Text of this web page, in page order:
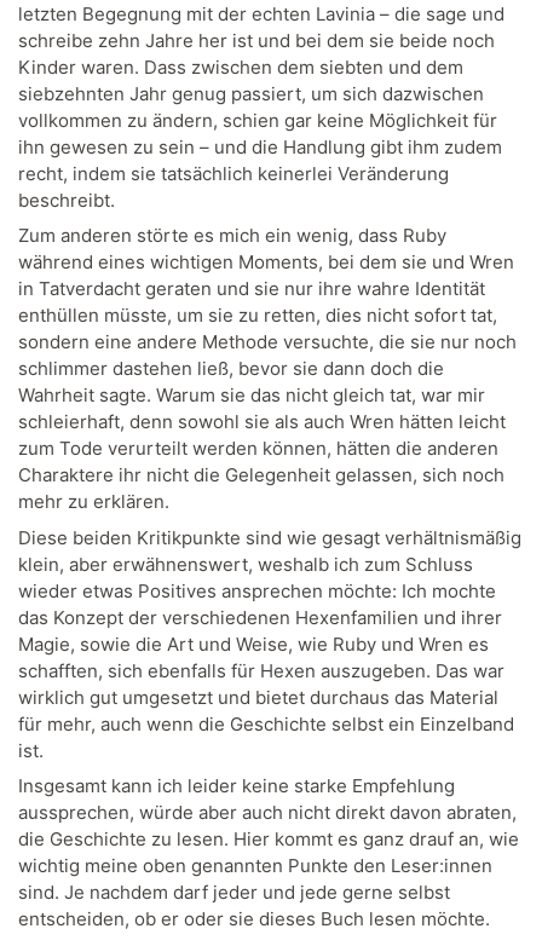
letzten Begegnung mit der echten Lavinia – die sage und
schreibe zehn Jahre her ist und bei dem sie beide noch
Kinder waren. Dass zwischen dem siebten und dem
siebzehnten Jahr genug passiert, um sich dazwischen
vollkommen zu ändern, schien gar keine Möglichkeit für
ihn gewesen zu sein – und die Handlung gibt ihm zudem
recht, indem sie tatsächlich keinerlei Veränderung
beschreibt.
Zum anderen störte es mich ein wenig, dass Ruby
während eines wichtigen Moments, bei dem sie und Wren
in Tatverdacht geraten und sie nur ihre wahre Identität
enthüllen müsste, um sie zu retten, dies nicht sofort tat,
sondern eine andere Methode versuchte, die sie nur noch
schlimmer dastehen ließ, bevor sie dann doch die
Wahrheit sagte. Warum sie das nicht gleich tat, war mir
schleierhaft, denn sowohl sie als auch Wren hätten leicht
zum Tode verurteilt werden können, hätten die anderen
Charaktere ihr nicht die Gelegenheit gelassen, sich noch
mehr zu erklären.
Diese beiden Kritikpunkte sind wie gesagt verhältnismäßig
klein, aber erwähnenswert, weshalb ich zum Schluss
wieder etwas Positives ansprechen möchte: Ich mochte
das Konzept der verschiedenen Hexenfamilien und ihrer
Magie, sowie die Art und Weise, wie Ruby und Wren es
schafften, sich ebenfalls für Hexen auszugeben. Das war
wirklich gut umgesetzt und bietet durchaus das Material
für mehr, auch wenn die Geschichte selbst ein Einzelband
ist.
Insgesamt kann ich leider keine starke Empfehlung
aussprechen, würde aber auch nicht direkt davon abraten,
die Geschichte zu lesen. Hier kommt es ganz drauf an, wie
wichtig meine oben genannten Punkte den Leser:innen
sind. Je nachdem darf jeder und jede gerne selbst
entscheiden, ob er oder sie dieses Buch lesen möchte.